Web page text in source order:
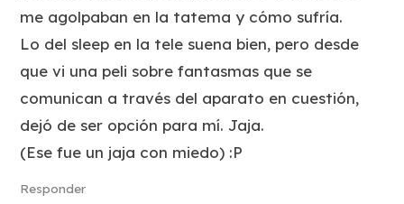
me agolpaban en la tatema y cómo sufría.
Lo del sleep en la tele suena bien, pero desde
que vi una peli sobre fantasmas que se
comunican a través del aparato en cuestión,
dejó de ser opción para mí. Jaja.
(Ese fue un jaja con miedo) :P
Responder